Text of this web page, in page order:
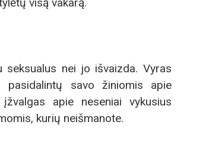
seksualus nei jo išvaizda. Vyras
savo žiniomis apie
apie neseniai vykusius
kurių neišmanote.